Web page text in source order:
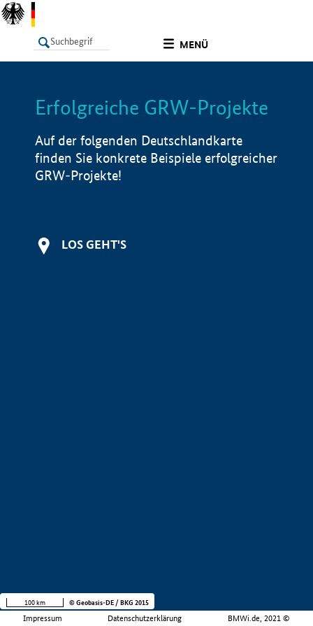
MENÜ
LISTE Info
Erfolgreiche GRW-Projekte
Auf der folgenden Deutschlandkarte
finden Sie konkrete Beispiele erfolgreicher
GRW-Projekte!
LOS GEHT'S
Impressum Datenschutzerklärung BMWi.de, 2021 ©
100 km © Geobasis-DE / BKG 2015